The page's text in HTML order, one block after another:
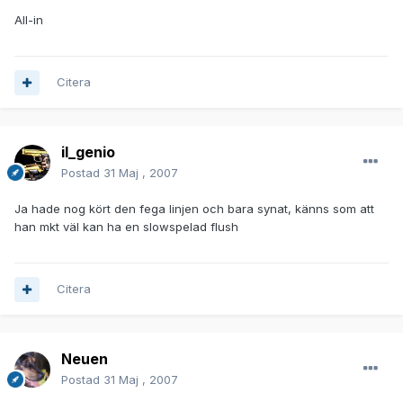
All-in
Citera
il_genio
Postad 31 Maj , 2007
Ja hade nog kört den fega linjen och bara synat, känns som att
han mkt väl kan ha en slowspelad flush
Citera
Neuen
Postad 31 Maj , 2007